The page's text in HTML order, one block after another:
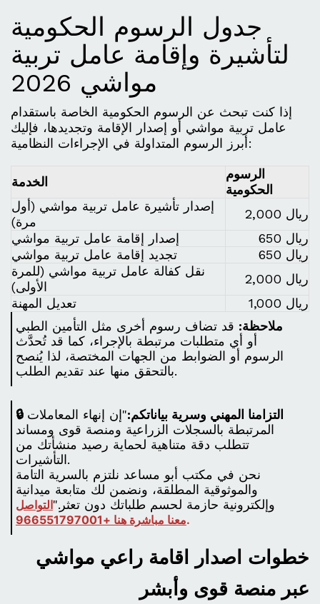
جدول الرسوم الحكومية
لتأشيرة وإقامة عامل تربية
مواشي 2026
إذا كنت تبحث عن الرسوم الحكومية الخاصة باستقدام
عامل تربية مواشي أو إصدار الإقامة وتجديدها، فإليك
أبرز الرسوم المتداولة في الإجراءات النظامية:
الخدمة
الرسوم
الحكومية
إصدار تأشيرة عامل تربية مواشي (أول
مرة)
2,000 ريال
إصدار إقامة عامل تربية مواشي
650 ريال
تجديد إقامة عامل تربية مواشي
650 ريال
نقل كفالة عامل تربية مواشي (للمرة
الأولى)
2,000 ريال
تعديل المهنة
1,000 ريال
ملاحظة: قد تضاف رسوم أخرى مثل التأمين الطبي
أو أي متطلبات مرتبطة بالإجراء، كما قد تُحدَّث
الرسوم أو الضوابط من الجهات المختصة، لذا يُنصح
بالتحقق منها عند تقديم الطلب.
🔒 التزامنا المهني وسرية بياناتكم:"إن إنهاء المعاملات
المرتبطة بالسجلات الزراعية ومنصة قوى ومساند
تتطلب دقة متناهية لحماية رصيد منشأتك من
التأشيرات.
نحن في مكتب أبو مساعد نلتزم بالسرية التامة
والموثوقية المطلقة، ونضمن لك متابعة ميدانية
وإلكترونية حازمة لحسم طلباتك دون تعثر."التواصل
معنا مباشرة هنا +966551797001.
خطوات اصدار اقامة راعي مواشي
عبر منصة قوى وأبشر